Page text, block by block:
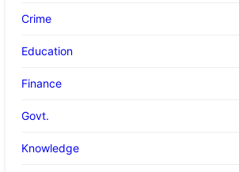
Crime
Education
Finance
Govt.
Knowledge